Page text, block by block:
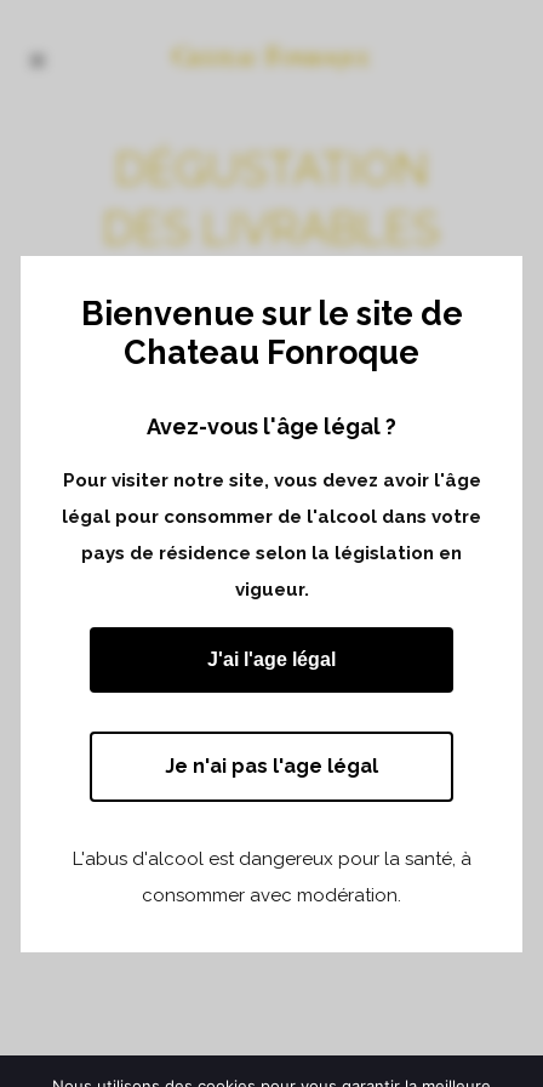
DÉGUSTATION
DES LIVRABLES
AVEC
L’ASSOCIATION
DES GRANDS
CRUS CLASSÉS
Dégustation à la Place de la Bourse des
Bienvenue sur le site de
Chateau Fonroque
Avez-vous l'âge légal ?
Pour visiter notre site, vous devez avoir l'âge
légal pour consommer de l'alcool dans votre
pays de résidence selon la législation en
vigueur.
J'ai l'age légal
Je n'ai pas l'age légal
L'abus d'alcool est dangereux pour la santé, à
consommer avec modération.